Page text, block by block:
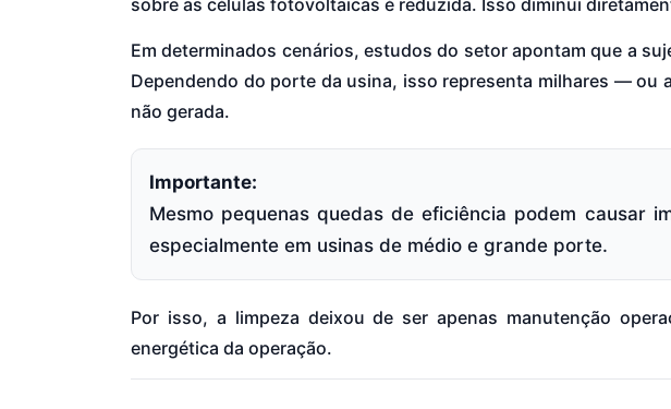
sobre as células fotovoltaicas é reduzida. Isso diminui
Em determinados cenários, estudos do setor apontam que a
Dependendo do porte da usina, isso representa milhares — ou
não gerada.
Importante:
Mesmo pequenas quedas de eficiência podem causar
especialmente em usinas de médio e grande porte.
Por isso, a limpeza deixou de ser apenas manutenção
energética da operação.